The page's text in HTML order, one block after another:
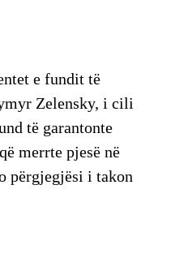
e fundit të
Zelensky, i cili
të garantonte
merrte pjesë në
përgjegjësi i takon